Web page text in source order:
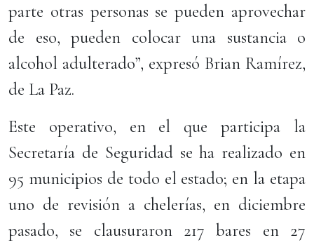
parte otras personas se pueden aprovechar
de eso, pueden colocar una sustancia o
alcohol adulterado”, expresó Brian Ramírez,
de La Paz.
Este operativo, en el que participa la
Secretaría de Seguridad se ha realizado en
95 municipios de todo el estado; en la etapa
uno de revisión a chelerías, en diciembre
pasado, se clausuraron 217 bares en 27